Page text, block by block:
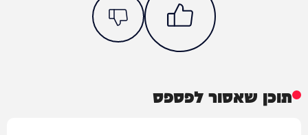
תוכן שאסור לפספס